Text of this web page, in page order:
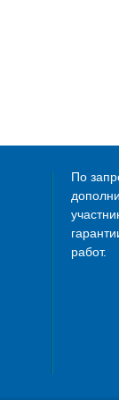
По
работ.